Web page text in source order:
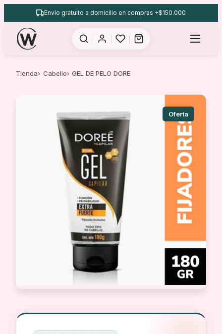
al
contenido
Envío gratuito a domicilio en compras +$150.000
Tienda Cabello GEL DE PELO DORE
Oferta